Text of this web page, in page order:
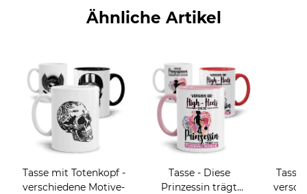
Ähnliche Artikel
Tasse mit Totenkopf -
verschiedene Motive-
Tasse - Diese
Prinzessin trägt
Tasse